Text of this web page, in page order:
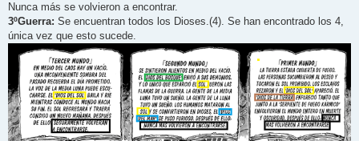
Nunca más se volvieron a encontrar.
3ºGuerra: Se encuentran todos los Dioses.(4). Se han encontrado los 4,
única vez que esto sucede.